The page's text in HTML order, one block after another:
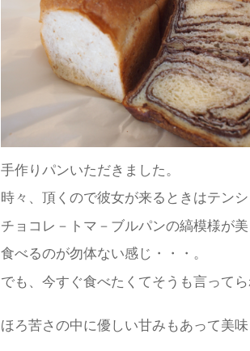
手作りパンいただきました。
時々、頂くので彼女が来るときはテン
チョコレ－トマ－ブルパンの縞模様が
食べるのが勿体ない感じ・・・。
でも、今すぐ食べたくてそうも言って
ほろ苦さの中に優しい甘みもあって美